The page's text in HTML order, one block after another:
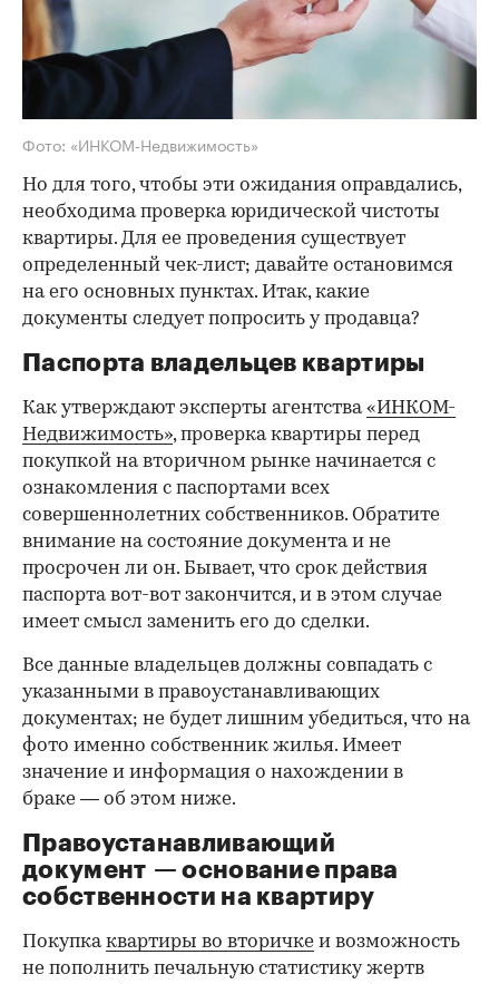
Фото: «ИНКОМ-Недвижимость»
Но для того, чтобы эти ожидания оправдались,
необходима проверка юридической чистоты
квартиры. Для ее проведения существует
определенный чек-лист; давайте остановимся
на его основных пунктах. Итак, какие
документы следует попросить у продавца?
Паспорта владельцев квартиры
Как утверждают эксперты агентства«ИНКОМ-
Недвижимость», проверка квартиры перед
покупкой на вторичном рынке начинается с
ознакомления с паспортами всех
совершеннолетних собственников. Обратите
внимание на состояние документа и не
просрочен ли он. Бывает, что срок действия
паспорта вот-вот закончится, и в этом случае
имеет смысл заменить его до сделки.
00:00 / 00:00
Все данные владельцев должны совпадать с
указанными в правоустанавливающих
документах; не будет лишним убедиться, что на
фото именно собственник жилья. Имеет
значение и информация о нахождении в
браке — об этом ниже.
Правоустанавливающий
документ — основание права
собственности на квартиру
Покупкаквартиры во вторичке и возможность
не пополнить печальную статистику жертв